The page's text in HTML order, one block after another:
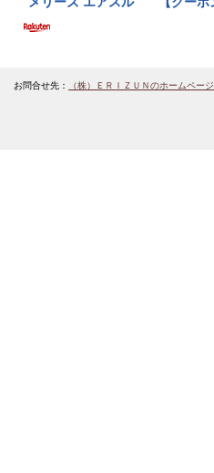
お問合せ先： （株）ＥＲＩＺＵＮのホームページ